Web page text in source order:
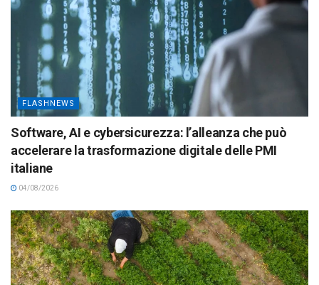
FLASHNEWS
Software, AI e cybersicurezza: l’alleanza che può
accelerare la trasformazione digitale delle PMI
italiane
04/08/2026